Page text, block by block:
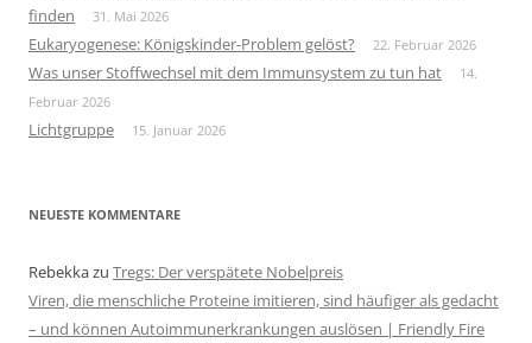
finden
31. Mai 2026
Eukaryogenese: Königskinder-Problem gelöst? 22. Februar 2026
Was unser Stoffwechsel mit dem Immunsystem zu tun hat
14.
Februar 2026
Lichtgruppe 15. Januar 2026
NEUESTE KOMMENTARE
Rebekkazu Tregs: Der verspätete Nobelpreis
Viren, die menschliche Proteine imitieren, sind häufiger als gedacht
– und können Autoimmunerkrankungen auslösen | Friendly Fire